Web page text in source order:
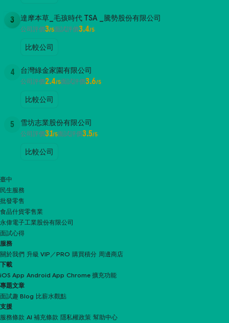
3 達摩本草_毛孩時代 TSA _騰勢股份有限公司
公司評價3/5面試評價3.4/5
比較公司
4 台灣綠金家園有限公司
公司評價2.4/5面試評價3.6/5
比較公司
5 雪坊志業股份有限公司
公司評價3.1/5面試評價3.5/5
比較公司
臺中
民生服務
批發零售
食品什貨零售業
永偉電子工業股份有限公司
面試心得
服務
關於我們 升級 VIP／PRO 購買積分 周邊商店
下載
iOS App Android App Chrome 擴充功能
專題文章
面試趣 Blog 比薪水觀點
支援
服務條款 AI 補充條款 隱私權政策 幫助中心